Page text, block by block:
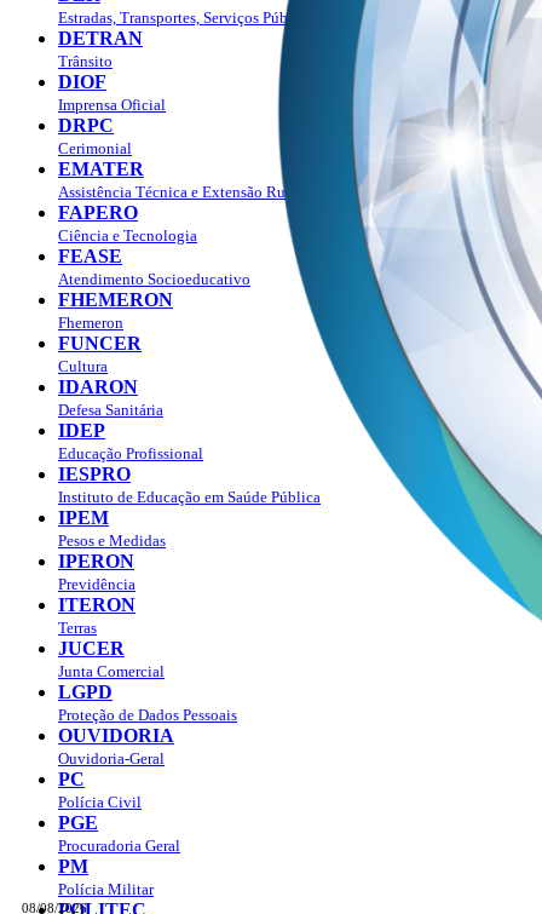
08/08/2026
Estradas, Transportes, Serviços Públicos
DETRAN
Trânsito
DIOF
Imprensa Oficial
DRPC
Cerimonial
EMATER
Assistência Técnica e Extensão Rural
FAPERO
Ciência e Tecnologia
FEASE
Atendimento Socioeducativo
FHEMERON
Fhemeron
FUNCER
Cultura
IDARON
Defesa Sanitária
IDEP
Educação Profissional
IESPRO
Instituto de Educação em Saúde Pública
IPEM
Pesos e Medidas
IPERON
Previdência
ITERON
Terras
JUCER
Junta Comercial
LGPD
Proteção de Dados Pessoais
OUVIDORIA
Ouvidoria-Geral
PC
Polícia Civil
PGE
Procuradoria Geral
PM
Polícia Militar
POLITEC